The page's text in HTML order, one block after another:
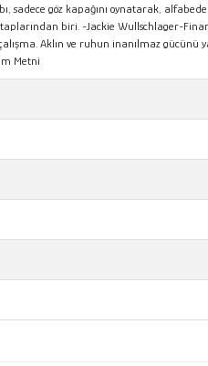
göz kapağını oynatarak,
biri. -Jackie Wullschlager-
Aklın ve ruhun inanılmaz
Metni